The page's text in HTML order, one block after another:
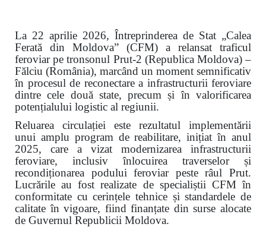
La 22 aprilie 2026, Întreprinderea de Stat „Calea
Ferată din Moldova” (CFM) a relansat traficul
feroviar pe tronsonul Prut-2 (Republica Moldova) –
Fălciu (România), marcând un moment semnificativ
în procesul de reconectare a infrastructurii feroviare
dintre cele două state, precum și în valorificarea
potențialului logistic al regiunii.
Reluarea circulației este rezultatul implementării
unui amplu program de reabilitare, inițiat în anul
2025, care a vizat modernizarea infrastructurii
feroviare, inclusiv înlocuirea traverselor și
recondiționarea podului feroviar peste râul Prut.
Lucrările au fost realizate de specialiștii CFM în
conformitate cu cerințele tehnice și standardele de
calitate în vigoare, fiind finanțate din surse alocate
de Guvernul Republicii Moldova.